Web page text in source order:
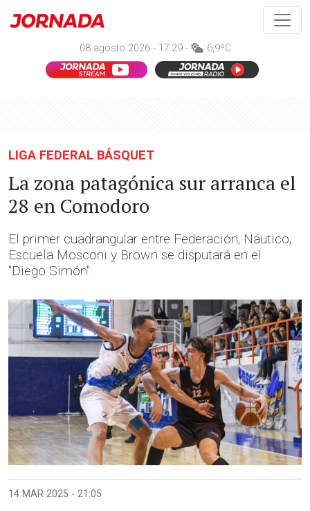
08 agosto 2026 - 17:29 - 6,9ºC
LIGA FEDERAL BÁSQUET
La zona patagónica sur arranca el
28 en Comodoro
El primer cuadrangular entre Federación, Náutico,
Escuela Mosconi y Brown se disputará en el
"Diego Simón":
14 MAR 2025 - 21:05